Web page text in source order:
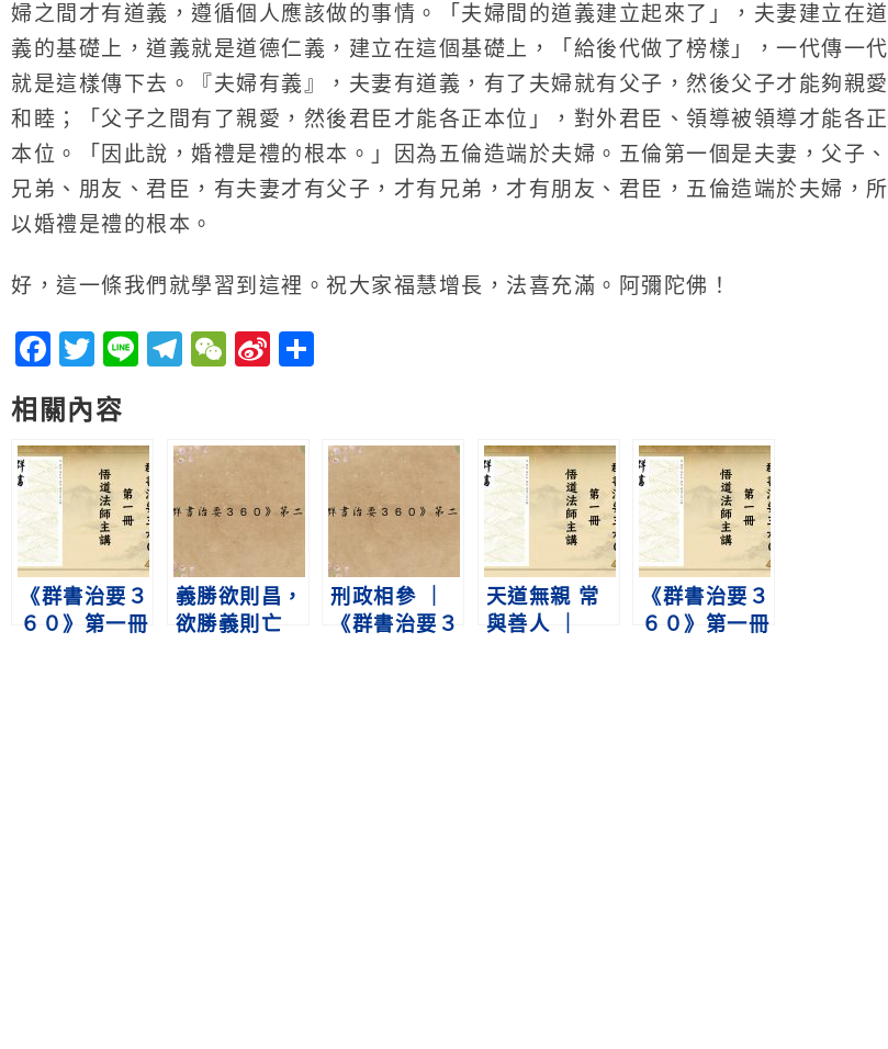
婦之間才有道義，遵循個人應該做的事情。「夫婦間的道義建立起來了」，夫妻建立在道
義的基礎上，道義就是道德仁義，建立在這個基礎上，「給後代做了榜樣」，一代傳一代
就是這樣傳下去。『夫婦有義』，夫妻有道義，有了夫婦就有父子，然後父子才能夠親愛
和睦；「父子之間有了親愛，然後君臣才能各正本位」，對外君臣、領導被領導才能各正
本位。「因此說，婚禮是禮的根本。」因為五倫造端於夫婦。五倫第一個是夫妻，父子、
兄弟、朋友、君臣，有夫妻才有父子，才有兄弟，才有朋友、君臣，五倫造端於夫婦，所
以婚禮是禮的根本。
好，這一條我們就學習到這裡。祝大家福慧增長，法喜充滿。阿彌陀佛！
Facebook
Twitter
LineTelegram
WeChat
Sina
相關內容
《群書治要３
６０》第一冊
義勝欲則昌，
欲勝義則亡
刑政相參 ｜
《群書治要３
天道無親 常
與善人 ｜
《群書治要３
６０》第一冊